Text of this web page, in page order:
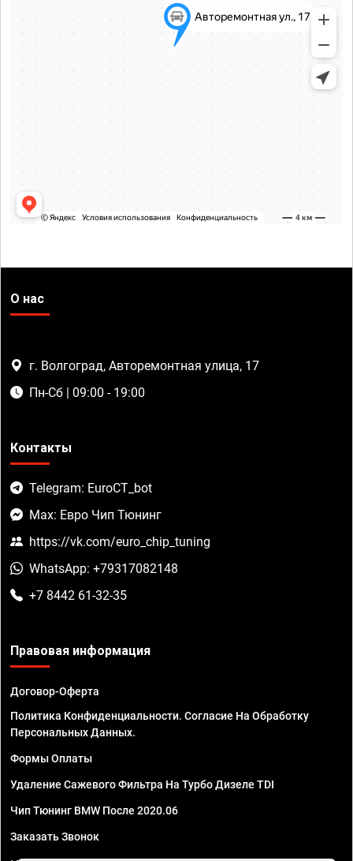
О нас
г. Волгоград, Авторемонтная улица, 17
Пн-Сб | 09:00 - 19:00
Контакты
Telegram: EuroCT_bot
Max: Евро Чип Тюнинг
https://vk.com/euro_chip_tuning
WhatsApp: +79317082148
+7 8442 61-32-35
Правовая информация
Договор-Оферта
Политика Конфиденциальности. Согласие На Обработку
Персональных Данных.
Формы Оплаты
Удаление Сажевого Фильтра На Турбо Дизеле TDI
Чип Тюнинг BMW После 2020.06
Заказать Звонок